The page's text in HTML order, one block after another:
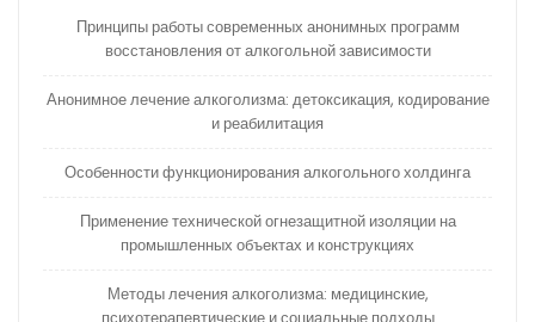
Принципы работы современных анонимных программ
восстановления от алкогольной зависимости
Анонимное лечение алкоголизма: детоксикация, кодирование
и реабилитация
Особенности функционирования алкогольного холдинга
Применение технической огнезащитной изоляции на
промышленных объектах и конструкциях
Методы лечения алкоголизма: медицинские,